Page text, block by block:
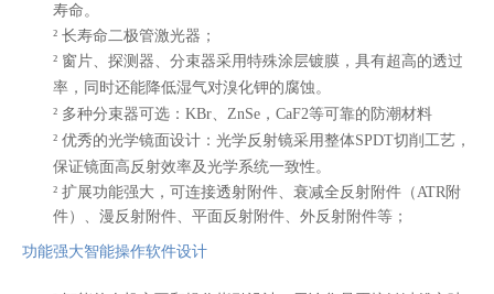
寿命。
² 长寿命二极管激光器；
² 窗片、探测器、分束器采用特殊涂层镀膜，具有超高的透过
率，同时还能降低湿气对溴化钾的腐蚀。
² 多种分束器可选： KBr、ZnSe，CaF2等可靠的防潮材料
² 优秀的光学镜面设计：光学反射镜采用整体SPDT切削工艺，
保证镜面高反射效率及光学系统一致性。
² 扩展功能强大，可连接透射附件、衰减全反射附件（ ATR附
件）、漫反射附件、平面反射附件、外反射附件等；
功能强大智能操作软件设计